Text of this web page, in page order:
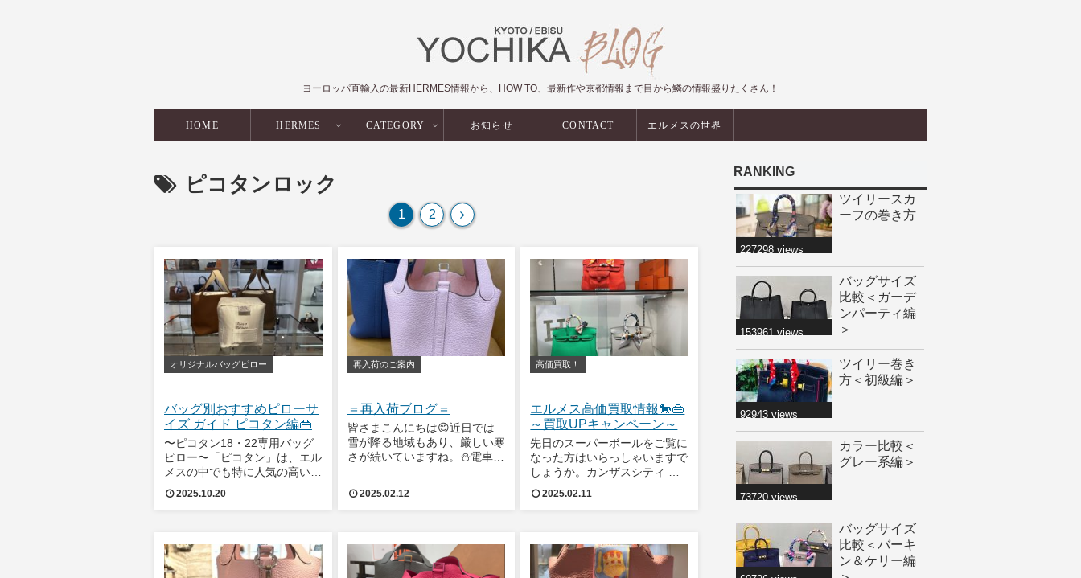
ヨーロッパ直輸入の最新HERMES情報から、HOW TO、最新作や京都情報まで目から鱗の情報盛りたくさん！
HOME HERMES CATEGORY お知らせ CONTACT エルメスの世界
ピコタンロック
1 2
次
へ
オリジナルバッグピロー
バッグ別おすすめピローサ
イズ ガイド ピコタン編👜
〜ピコタン18・22専用バッグ
ピロー〜「ピコタン」は、エル
メスの中でも特に人気の高いデ
イリーバッグ❤️コロンとしたフ
ォルムと柔らかなレザーの質感
りやすいポイントでもあります
😢 バッグを長
2025.10.20
再入荷のご案内
＝再入荷ブログ＝
皆さまこんにちは😊近日では
雪が降る地域もあり、厳しい寒
さが続いていますね。⛄電車移
つけください🚙🚃ただ❗寒さの
なことでもあります
2025.02.12
高価買取！
エルメス高価買取情報🐎👜
～買取UPキャンペーン～
先日のスーパーボールをご覧に
なった方はいらっしゃいますで
しょうか。カンザスシティ チ
ーフスの史上初三連覇がかかっ
た一戦でしたが、結果はフィラ
らしかったですね。スーパーボ
ールに出場すること
2025.02.11
RANKING
ツイリースカ
ーフの巻き方
227298 views
バッグサイズ
比較＜ガーデ
ンパーティ編
＞
153961 views
ツイリー巻き
方＜初級編＞
92943 views
カラー比較＜
グレー系編＞
73720 views
バッグサイズ
比較＜バーキ
ン＆ケリー編